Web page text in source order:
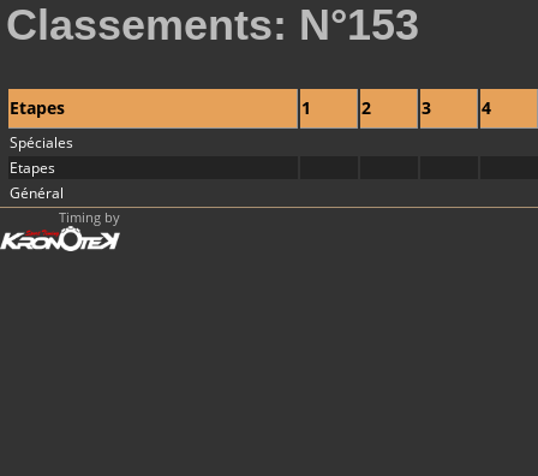
Classements: N°153
Etapes 1 2 3 4
Spéciales
Etapes
Général
Timing by